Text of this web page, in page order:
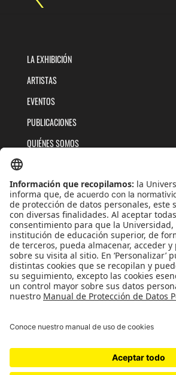
LA EXHIBICIÓN
ARTISTAS
EVENTOS
PUBLICACIONES
QUIÉNES SOMOS
TÉRMINOS Y CONDICIONES
Universidad de los Andes | Vigilada MinEducación
Reconocimiento como Universidad: Decreto 1297 del 30 de mayo de 1964.